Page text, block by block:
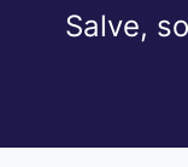
Salve,